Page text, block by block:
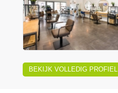
BEKIJK VOLLEDIG PROFIEL